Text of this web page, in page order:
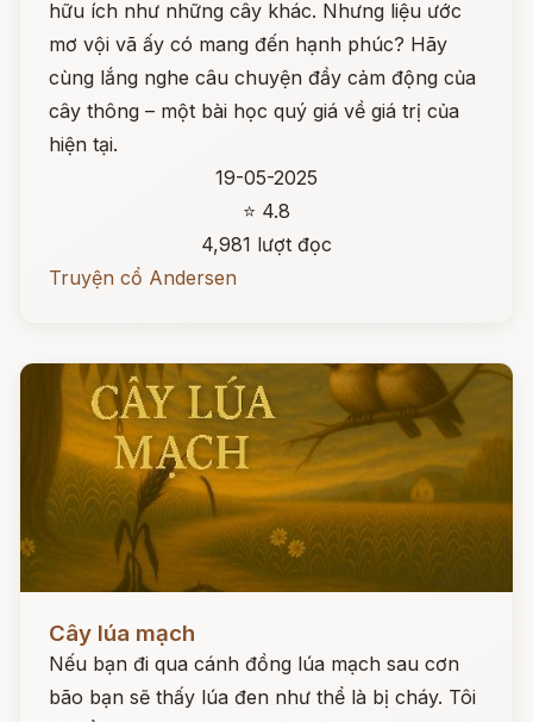
hữu ích như những cây khác. Nhưng liệu ước
mơ vội vã ấy có mang đến hạnh phúc? Hãy
cùng lắng nghe câu chuyện đầy cảm động của
cây thông – một bài học quý giá về giá trị của
hiện tại.
19-05-2025
⭐ 4.8
4,981 lượt đọc
Truyện cổ Andersen
Cây lúa mạch
Nếu bạn đi qua cánh đồng lúa mạch sau cơn
bão bạn sẽ thấy lúa đen như thể là bị cháy. Tôi